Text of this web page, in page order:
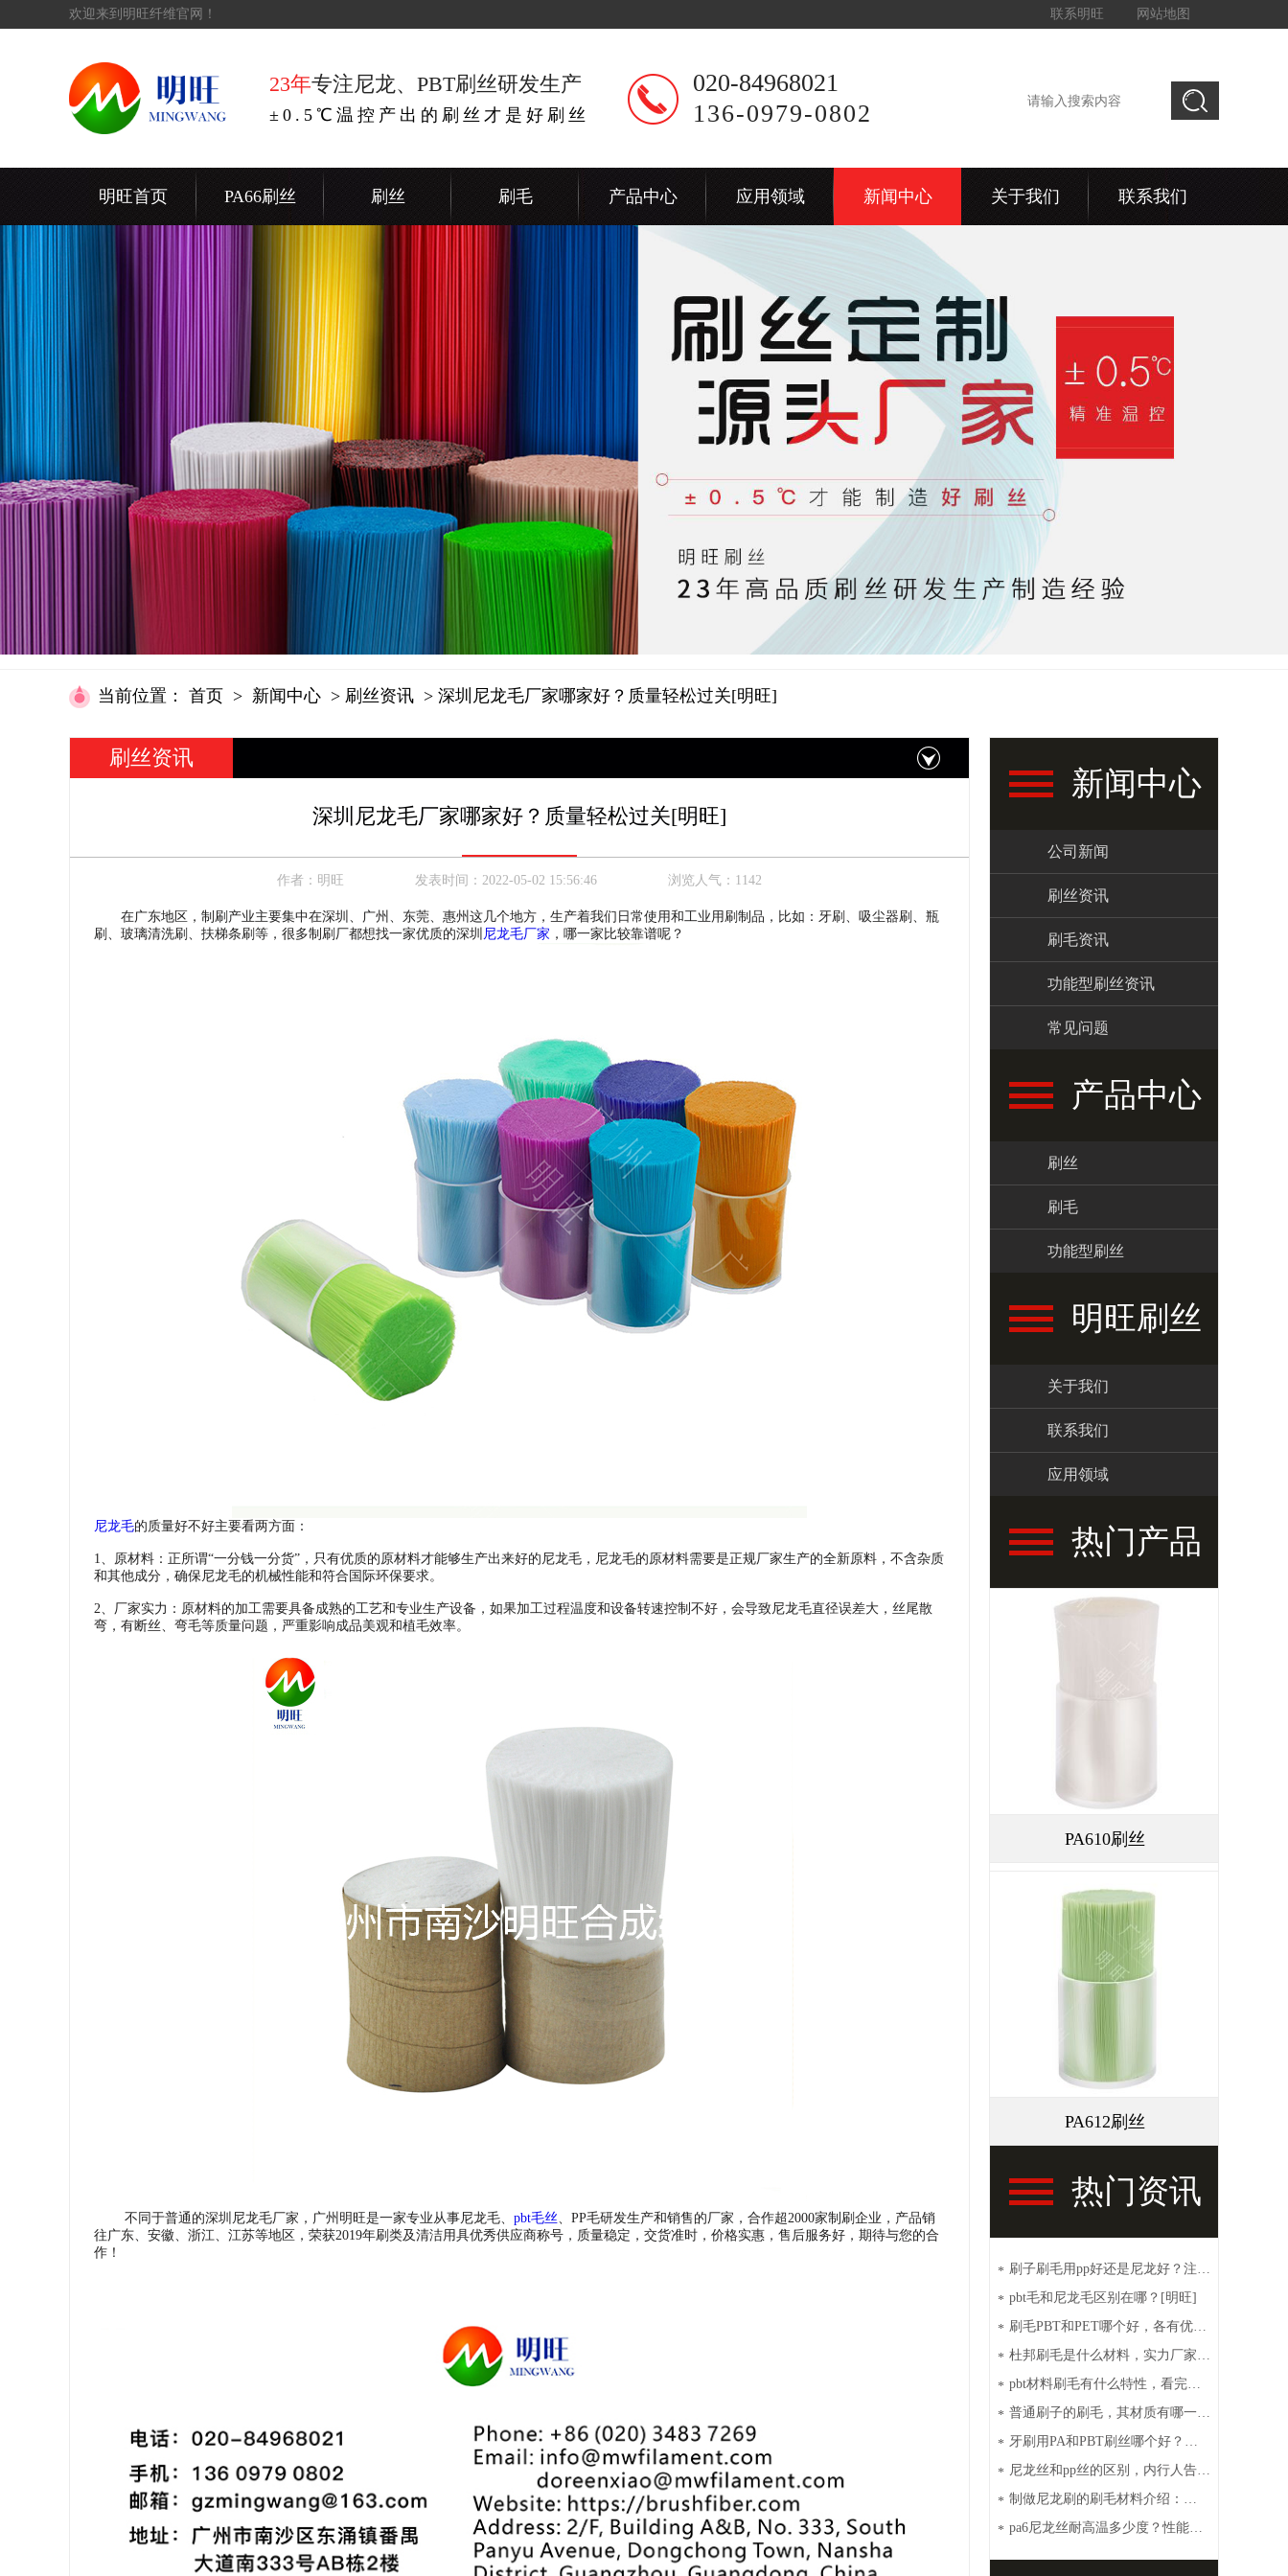
欢迎来到明旺纤维官网！ 联系明旺 网站地图
23年专注尼龙、PBT刷丝研发生产
±0.5℃温控产出的刷丝才是好刷丝
020-84968021
136-0979-0802
明旺首页 PA66刷丝 刷丝 刷毛 产品中心 应用领域 新闻中心 关于我们 联系我们
当前位置 ： 首页 > 新闻中心 > 刷丝资讯 > 深圳尼龙毛厂家哪家好？质量轻松过关[明旺]
刷丝资讯
深圳尼龙毛厂家哪家好？质量轻松过关[明旺]
作者： 明旺 发表时间： 2022-05-02 15:56:46 浏览人气： 1142
在广东地区，制刷产业主要集中在深圳、广州、东莞、惠州这几个地方，生产着我们日常使用和工业用刷制品，比如：牙刷、吸尘器刷、瓶
刷、玻璃清洗刷、扶梯条刷等，很多制刷厂都想找一家优质的深圳 尼龙毛厂家 ，哪一家比较靠谱呢？
尼龙毛的质量好不好主要看两方面：
1、原材料：正所谓“一分钱一分货”，只有优质的原材料才能够生产出来好的尼龙毛，尼龙毛的原材料需要是正规厂家生产的全新原料，不含杂质
和其他成分，确保尼龙毛的机械性能和符合国际环保要求。
2、厂家实力：原材料的加工需要具备成熟的工艺和专业生产设备，如果加工过程温度和设备转速控制不好，会导致尼龙毛直径误差大，丝尾散
弯，有断丝、弯毛等质量问题，严重影响成品美观和植毛效率。
不同于普通的深圳尼龙毛厂家，广州明旺是一家专业从事尼龙毛、 pbt毛丝、PP毛研发生产和销售的厂家，合作超2000家制刷企业，产品销
往广东、安徽、浙江、江苏等地区，荣获2019年刷类及清洁用具优秀供应商称号，质量稳定，交货准时，价格实惠，售后服务好，期待与您的合
作！
新闻中心
公司新闻
刷丝资讯
刷毛资讯
功能型刷丝资讯
常见问题
产品中心
刷丝
刷毛
功能型刷丝
明旺刷丝
关于我们
联系我们
应用领域
热门产品
PA610刷丝
PA612刷丝
热门资讯
* 刷子刷毛用pp好还是尼龙好？注意
这些【明旺】
* pbt毛和尼龙毛区别在哪？[明旺]
* 刷毛PBT和PET哪个好，各有优点
[明旺]
* 杜邦刷毛是什么材料，实力厂家带
你了解【明旺】
* pbt材料刷毛有什么特性，看完你
就秒懂【明旺】
* 普通刷子的刷毛，其材质有哪一
些？【明旺】
* 牙刷用PA和PBT刷丝哪个好？性
价比高选这种[明旺]
* 尼龙丝和pp丝的区别，内行人告诉
你【明旺】
* 制做尼龙刷的刷毛材料介绍：
PA6、PA66、PET和PBT
* pa6尼龙丝耐高温多少度？性能特
点介绍【明旺】